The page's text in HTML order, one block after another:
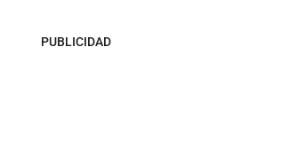
PUBLICIDAD